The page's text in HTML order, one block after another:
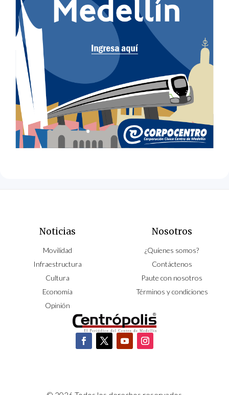
Noticias
Movilidad
Infraestructura
Cultura
Economía
Opinión
Nosotros
¿Quíenes somos?
Contáctenos
Paute con nosotros
Términos y condiciones